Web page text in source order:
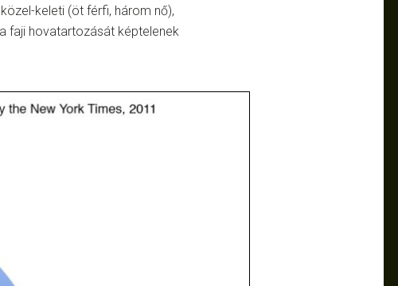
keleti (öt férfi, három nő),
faji hovatartozását képtelenek